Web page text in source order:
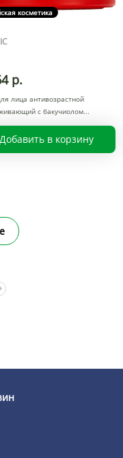
косметика
р.
лица антивозрастной
с бакучиолом
Добавить в корзину